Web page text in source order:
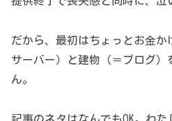
だから、最初はちょっとお金か
サーバー）と建物（＝ブログ）
ん。